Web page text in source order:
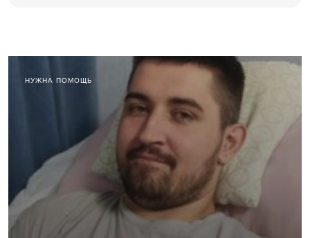
НУЖНА ПОМОЩЬ